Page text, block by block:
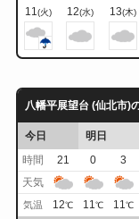
11(火) 12(水) 13(木)
八幡平展望台 (仙北市)
今日 明日
時間
21 0 3
天気
気温 12℃ 11℃ 11℃